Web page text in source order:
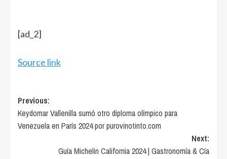
[ad_2]
Source link
Post
navigation
Previous:
Keydomar Vallenilla sumó otro diploma olímpico para
Venezuela en París 2024 por purovinotinto.com
Next:
Guía Michelin California 2024 | Gastronomía & Cía